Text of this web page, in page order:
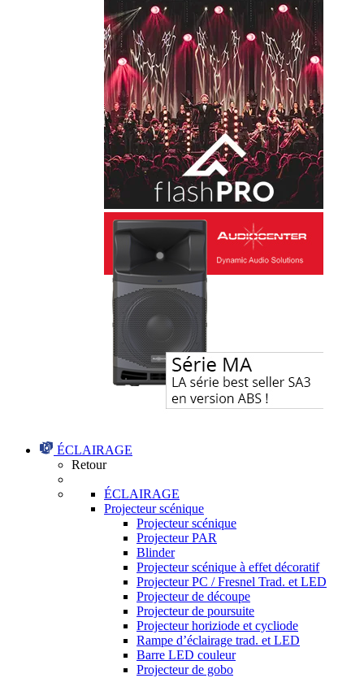
ÉCLAIRAGE
Retour
ÉCLAIRAGE
Projecteur scénique
Projecteur scénique
Projecteur PAR
Blinder
Projecteur scénique à effet décoratif
Projecteur PC / Fresnel Trad. et LED
Projecteur de découpe
Projecteur de poursuite
Projecteur horiziode et cycliode
Rampe d’éclairage trad. et LED
Barre LED couleur
Projecteur de gobo